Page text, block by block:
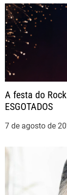
a
ç
ã
o
d
e
P
A festa do
ESGOTADOS
7 de agosto de